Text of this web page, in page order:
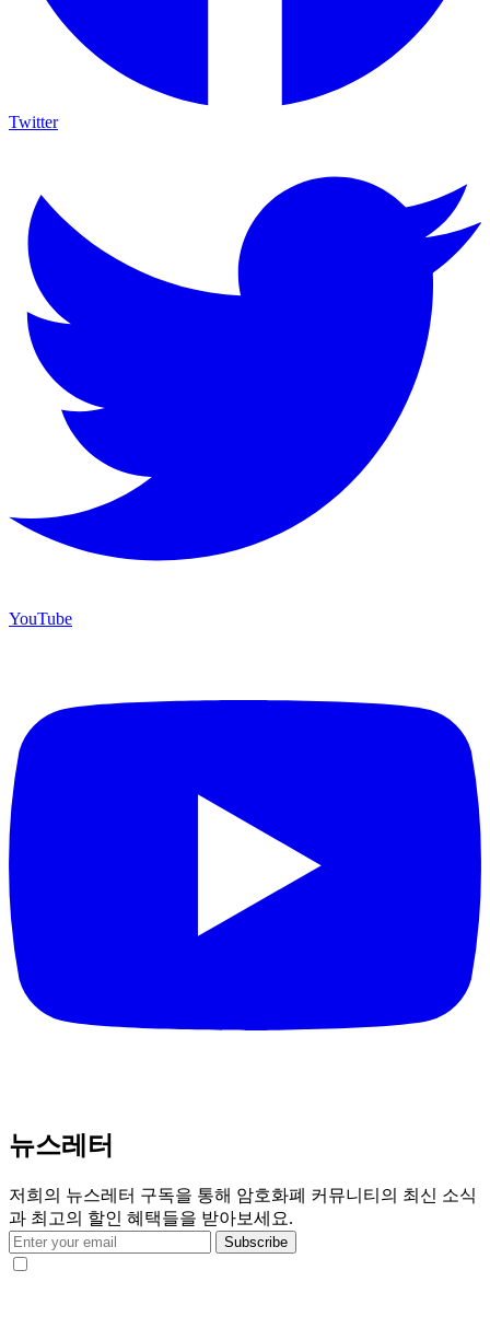
Twitter
YouTube
뉴스레터
저희의 뉴스레터 구독을 통해 암호화폐 커뮤니티의 최신 소식
과 최고의 할인 혜택들을 받아보세요.
Subscribe